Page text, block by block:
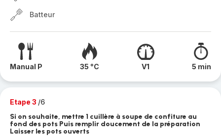
Batteur
Manual P 35 °C V1 5 min
Etape 3 /6
Si on souhaite, mettre 1 cuillère à soupe de confiture au
fond des pots Puis remplir doucement de la préparation
Laisser les pots ouverts